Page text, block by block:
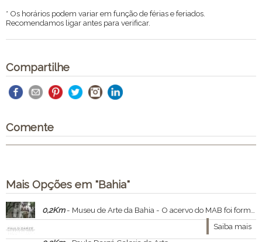
* Os horários podem variar em função de férias e feriados.
Recomendamos ligar antes para verificar.
Compartilhe
Comente
Mais Opções em "Bahia"
0,2Km- Museu de Arte da Bahia - O acervo do MAB foi formado por meio da união de diversas coleções amealhadas na Bahia por particulares e por representantes do poder público desde meados do século XIX.
Saiba mais